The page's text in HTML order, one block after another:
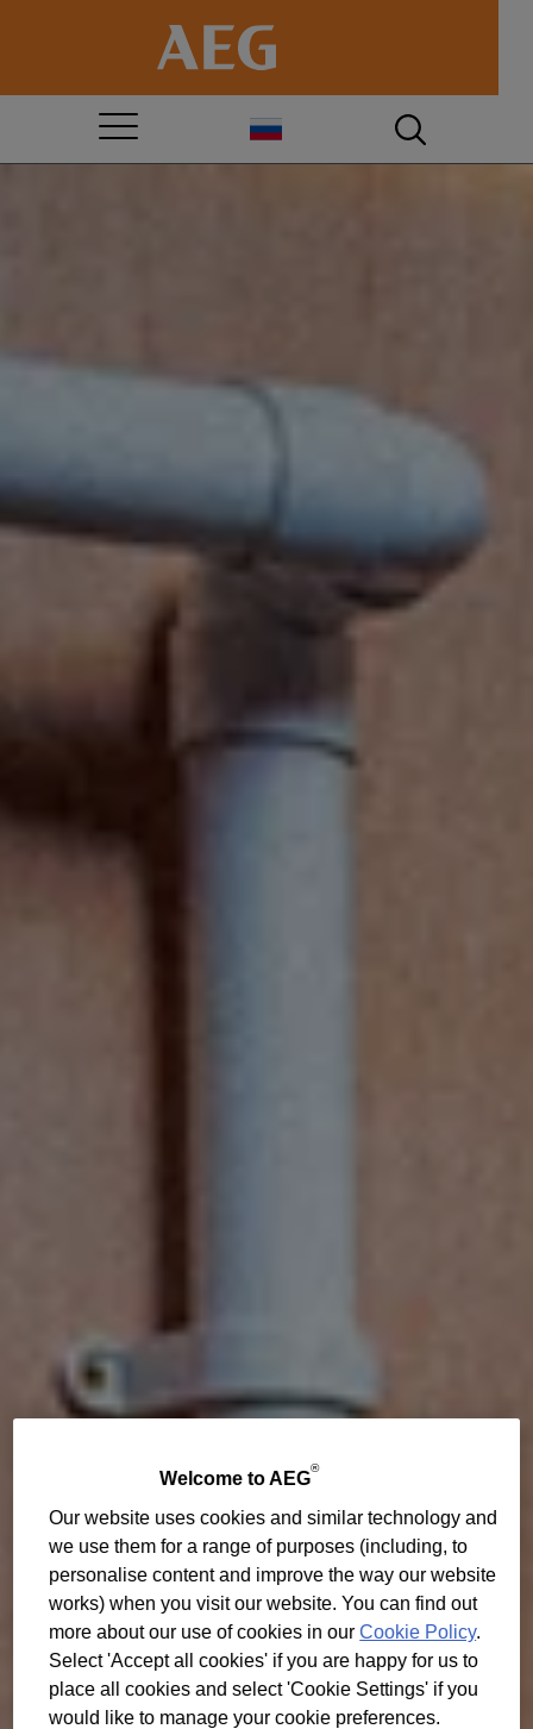
Welcome to AEG
®
Our website uses cookies and similar technology and
we use them for a range of purposes (including, to
personalise content and improve the way our website
works) when you visit our website. You can find out
more about our use of cookies in ourCookie Policy.
Select 'Accept all cookies' if you are happy for us to
place all cookies and select 'Cookie Settings' if you
would like to manage your cookie preferences.